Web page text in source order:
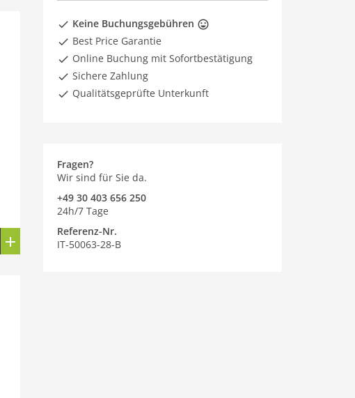
Keine Buchungsgebühren
Best Price Garantie
Online Buchung mit Sofortbestätigung
Sichere Zahlung
Qualitätsgeprüfte Unterkunft
Fragen?
Wir sind für Sie da.
+49 30 403 656 250
24h/7 Tage
Referenz-Nr.
IT-50063-28-B